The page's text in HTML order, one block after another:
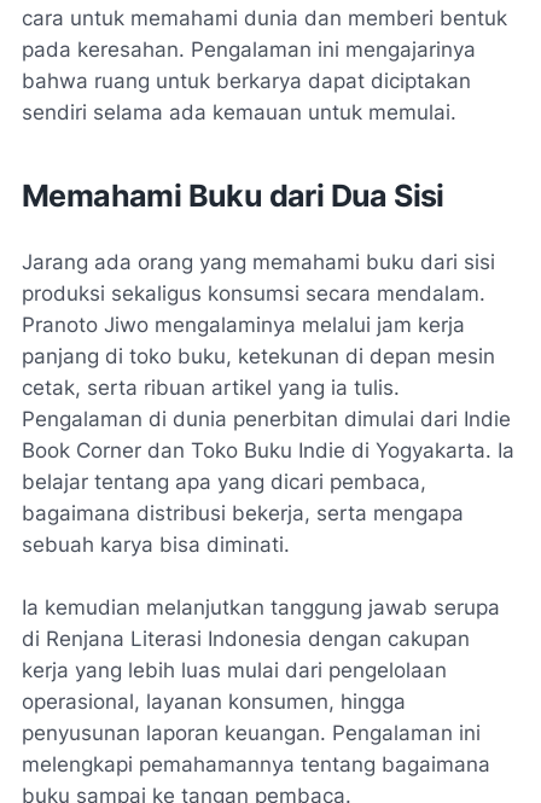
cara untuk memahami dunia dan memberi bentuk
pada keresahan. Pengalaman ini mengajarinya
bahwa ruang untuk berkarya dapat diciptakan
sendiri selama ada kemauan untuk memulai.
Memahami Buku dari Dua Sisi
Jarang ada orang yang memahami buku dari sisi
produksi sekaligus konsumsi secara mendalam.
Pranoto Jiwo mengalaminya melalui jam kerja
panjang di toko buku, ketekunan di depan mesin
cetak, serta ribuan artikel yang ia tulis.
Pengalaman di dunia penerbitan dimulai dari Indie
Book Corner dan Toko Buku Indie di Yogyakarta. Ia
belajar tentang apa yang dicari pembaca,
bagaimana distribusi bekerja, serta mengapa
sebuah karya bisa diminati.
Ia kemudian melanjutkan tanggung jawab serupa
di Renjana Literasi Indonesia dengan cakupan
kerja yang lebih luas mulai dari pengelolaan
operasional, layanan konsumen, hingga
penyusunan laporan keuangan. Pengalaman ini
melengkapi pemahamannya tentang bagaimana
buku sampai ke tangan pembaca.